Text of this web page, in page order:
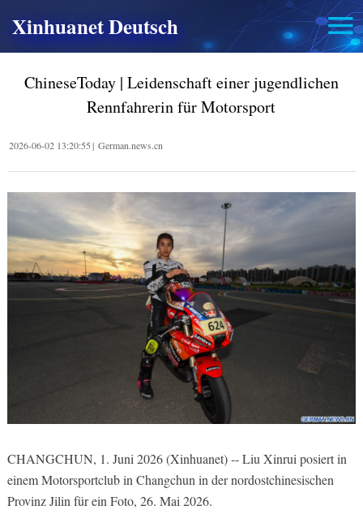
Xinhuanet Deutsch
ChineseToday | Leidenschaft einer jugendlichen
Rennfahrerin für Motorsport
2026-06-02 13:20:55| German.news.cn
CHANGCHUN, 1. Juni 2026 (Xinhuanet) -- Liu Xinrui posiert in
einem Motorsportclub in Changchun in der nordostchinesischen
Provinz Jilin für ein Foto, 26. Mai 2026.